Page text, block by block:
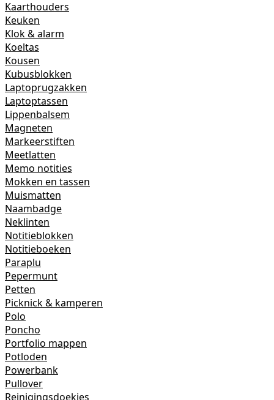
Kaarthouders
Keuken
Klok & alarm
Koeltas
Kousen
Kubusblokken
Laptoprugzakken
Laptoptassen
Lippenbalsem
Magneten
Markeerstiften
Meetlatten
Memo notities
Mokken en tassen
Muismatten
Naambadge
Neklinten
Notitieblokken
Notitieboeken
Paraplu
Pepermunt
Petten
Picknick & kamperen
Polo
Poncho
Portfolio mappen
Potloden
Powerbank
Pullover
Reinigingsdoekjes